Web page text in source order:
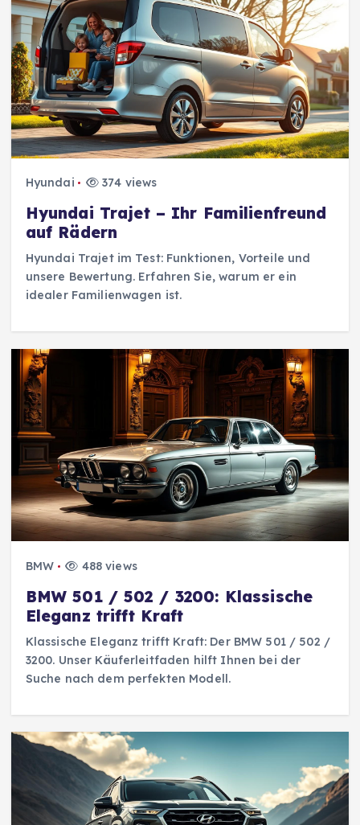
Hyundai 374 views
Hyundai Trajet – Ihr Familienfreund
auf Rädern
Hyundai Trajet im Test: Funktionen, Vorteile und
unsere Bewertung. Erfahren Sie, warum er ein
idealer Familienwagen ist.
BMW 488 views
BMW 501 / 502 / 3200: Klassische
Eleganz trifft Kraft
Klassische Eleganz trifft Kraft: Der BMW 501 / 502 /
3200. Unser Käuferleitfaden hilft Ihnen bei der
Suche nach dem perfekten Modell.